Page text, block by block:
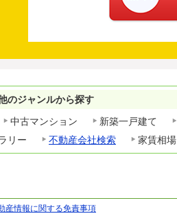
のジャンルから探す
中古マンション 新築一戸建て
リー
不動産会社検索 家賃相場
産情報に関する免責事項